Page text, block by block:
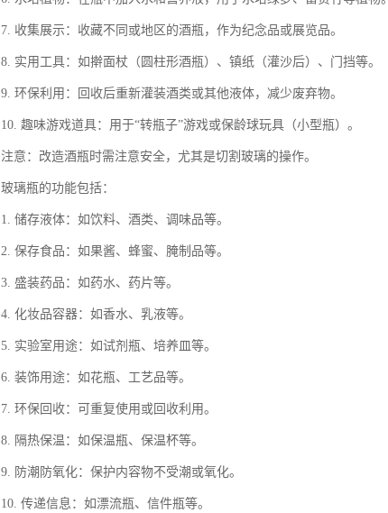
7. 收集展示：收藏不同或地区的酒瓶，作为纪念品或展览品。
8. 实用工具：如擀面杖（圆柱形酒瓶）、镇纸（灌沙后）、门挡等。
9. 环保利用：回收后重新灌装酒类或其他液体，减少废弃物。
10. 趣味游戏道具：用于“转瓶子”游戏或保龄球玩具（小型瓶）。
注意：改造酒瓶时需注意安全，尤其是切割玻璃的操作。
玻璃瓶的功能包括：
1. 储存液体：如饮料、酒类、调味品等。
2. 保存食品：如果酱、蜂蜜、腌制品等。
3. 盛装药品：如药水、药片等。
4. 化妆品容器：如香水、乳液等。
5. 实验室用途：如试剂瓶、培养皿等。
6. 装饰用途：如花瓶、工艺品等。
7. 环保回收：可重复使用或回收利用。
8. 隔热保温：如保温瓶、保温杯等。
9. 防潮防氧化：保护内容物不受潮或氧化。
10. 传递信息：如漂流瓶、信件瓶等。